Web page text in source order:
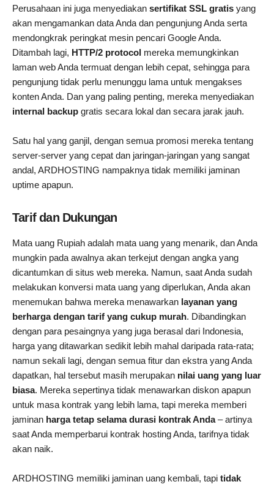
Perusahaan ini juga menyediakan sertifikat SSL gratis yang
akan mengamankan data Anda dan pengunjung Anda serta
mendongkrak peringkat mesin pencari Google Anda.
Ditambah lagi, HTTP/2 protocol mereka memungkinkan
laman web Anda termuat dengan lebih cepat, sehingga para
pengunjung tidak perlu menunggu lama untuk mengakses
konten Anda. Dan yang paling penting, mereka menyediakan
internal backup gratis secara lokal dan secara jarak jauh.
Satu hal yang ganjil, dengan semua promosi mereka tentang
server-server yang cepat dan jaringan-jaringan yang sangat
andal, ARDHOSTING nampaknya tidak memiliki jaminan
uptime apapun.
Tarif dan Dukungan
Mata uang Rupiah adalah mata uang yang menarik, dan Anda
mungkin pada awalnya akan terkejut dengan angka yang
dicantumkan di situs web mereka. Namun, saat Anda sudah
melakukan konversi mata uang yang diperlukan, Anda akan
menemukan bahwa mereka menawarkan layanan yang
berharga dengan tarif yang cukup murah. Dibandingkan
dengan para pesaingnya yang juga berasal dari Indonesia,
harga yang ditawarkan sedikit lebih mahal daripada rata-rata;
namun sekali lagi, dengan semua fitur dan ekstra yang Anda
dapatkan, hal tersebut masih merupakan nilai uang yang luar
biasa. Mereka sepertinya tidak menawarkan diskon apapun
untuk masa kontrak yang lebih lama, tapi mereka memberi
jaminan harga tetap selama durasi kontrak Anda– artinya
saat Anda memperbarui kontrak hosting Anda, tarifnya tidak
akan naik.
ARDHOSTING memiliki jaminan uang kembali, tapi tidak